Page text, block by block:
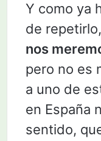
Y como ya
de repetirlo,
nos
pero no es
a uno de
en España
sentido,